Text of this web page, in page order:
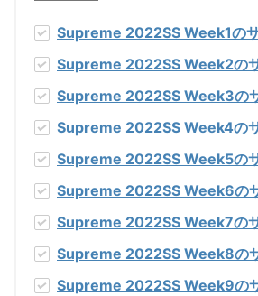
Supreme 2022SS Week1の
Supreme 2022SS Week2の
Supreme 2022SS Week3の
Supreme 2022SS Week4の
Supreme 2022SS Week5の
Supreme 2022SS Week6の
Supreme 2022SS Week7の
Supreme 2022SS Week8の
Supreme 2022SS Week9の